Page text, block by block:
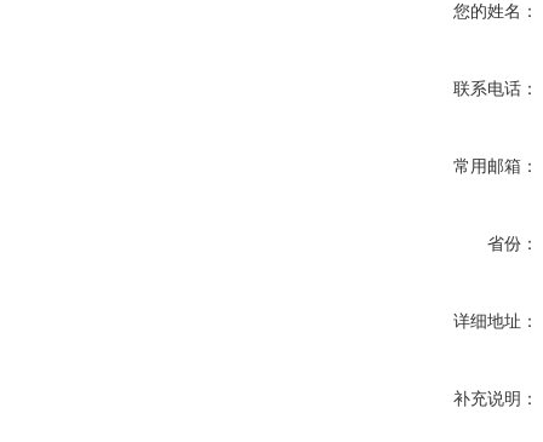
您的姓名：
联系电话：
常用邮箱：
省份：
详细地址：
补充说明：